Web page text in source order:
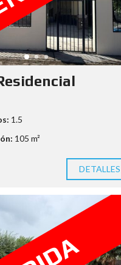
1.5
105 m²
DETALLES